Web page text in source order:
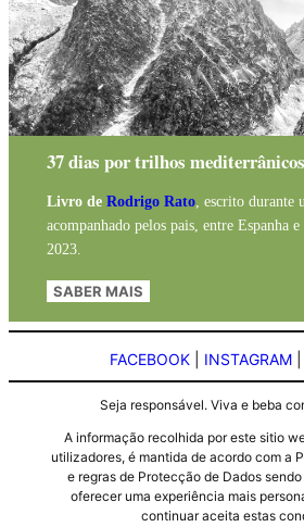
37 dias por trilhos
Livro de Rodrigo Rato, escrito durante
acompanhado pelos pais, entre Espanha
2023.
SABER MAIS
FACEBOOK INSTAGRAM
Seja responsável. Viva e beba
A informação recolhida por este sitio
utilizadores, é mantida de acordo com a
e regras de Protecção de Dados
oferecer uma experiência mais
continuar aceita estas